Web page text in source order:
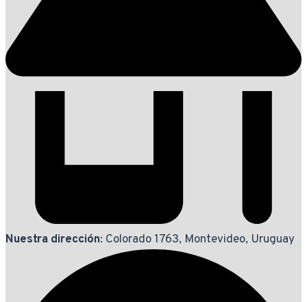
Nuestra dirección: Colorado 1763, Montevideo, Uruguay